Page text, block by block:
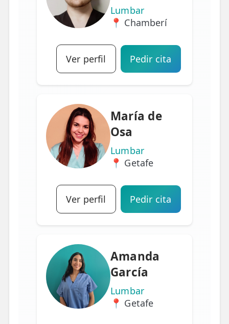
Lumbar
📍 Chamberí
Ver perfil Pedir cita
María de
Osa
Lumbar
📍 Getafe
Ver perfil Pedir cita
Amanda
García
Lumbar
📍 Getafe